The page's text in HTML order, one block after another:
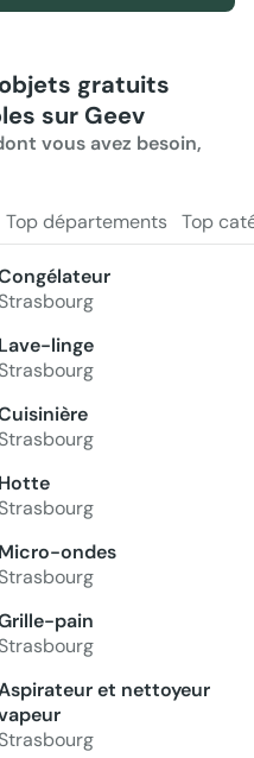
gratuits
sur Geev
vous avez besoin,
Top départements Top
Lave-linge
Hotte
Micro-ondes
pain
et nettoyeur